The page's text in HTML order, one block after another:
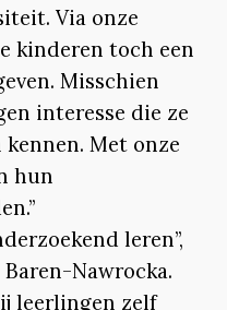
Via onze
kinderen toch een
Misschien
interesse die ze
Met onze
hun
leren”,
Nawrocka.
leerlingen zelf